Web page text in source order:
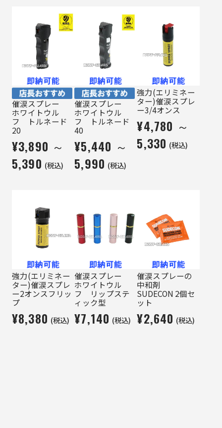
催涙スプレー
ホワイトウル
フ トルネード
20
¥3,890 ～
5,390 (税込)
催涙スプレー
ホワイトウル
フ トルネード
40
¥5,440 ～
5,990 (税込)
強力(エリミネー
ター)催涙スプレ
ー3/4オンス
¥4,780 ～
5,330 (税込)
強力(エリミネー
ター)催涙スプレ
ー2オンスフリッ
プ
¥8,380 (税込)
催涙スプレー
ホワイトウル
フ リップステ
ィック型
¥7,140 (税込)
催涙スプレーの
中和剤
SUDECON 2個セ
ット
¥2,640 (税込)